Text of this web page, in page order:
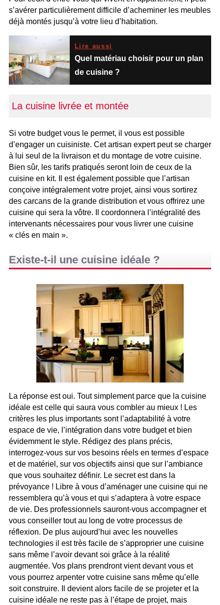
s’avérer particulièrement difficile d’acheminer les meubles
déjà montés jusqu’à votre lieu d’habitation.
Lire aussi
Quel matériau choisir pour un plan
de cuisine ?
La cuisine livrée et montée
Si votre budget vous le permet, il vous est possible
d’engager un cuisiniste. Cet artisan expert peut se charger
à lui seul de la livraison et du montage de votre cuisine.
Bien sûr, les tarifs pratiqués seront loin de ceux de la
cuisine en kit. Il est également possible que l’artisan
conçoive intégralement votre projet, ainsi vous sortirez
des carcans de la grande distribution et vous offrirez une
cuisine qui sera la vôtre. Il coordonnera l’intégralité des
intervenants nécessaires pour vous livrer une cuisine
« clés en main ».
Existe-t-il une cuisine idéale ?
La réponse est oui. Tout simplement parce que la cuisine
idéale est celle qui saura vous combler au mieux ! Les
critères les plus importants sont l’adaptabilité à votre
espace de vie, l’intégration dans votre budget et bien
évidemment le style. Rédigez des plans précis,
interrogez-vous sur vos besoins réels en termes d’espace
et de matériel, sur vos objectifs ainsi que sur l’ambiance
que vous souhaitez définir. Le secret est dans la
prévoyance ! Libre à vous d’aménager une cuisine qui ne
ressemblera qu’à vous et qui s’adaptera à votre espace
de vie. Des professionnels sauront-vous accompagner et
vous conseiller tout au long de votre processus de
réflexion. De plus aujourd’hui avec les nouvelles
technologies il est très facile de s’approprier une cuisine
sans même l’avoir devant soi grâce à la réalité
augmentée. Vos plans prendront vient devant vous et
vous pourrez arpenter votre cuisine sans même qu’elle
soit construire. Il devient alors facile de se projeter et la
cuisine idéale ne reste pas à l’étape de projet, mais